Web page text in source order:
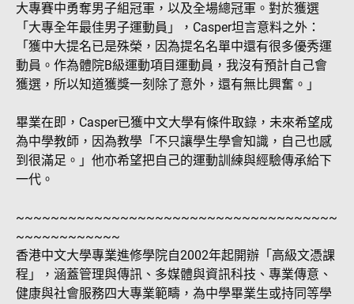
大專賽中勇奪男子組冠軍，以及全場總冠軍。對於獲選
「大專全年最佳男子運動員」，Casper坦言意料之外：
「獲中大提名已是殊榮，因為提名名單中還有很多優秀運
動員。作為體院B級運動項目運動員，我沒有預計自己會
獲選，所以知道獲獎一刻除了意外，還有無比興奮。」
畢業在即，Casper已獲中文大學有條件取錄，未來希望成
為中學教師，因為教學「不只讓學生學會知識，自己也感
到很滿足。」他亦希望把自己的運動訓練與經驗傳承給下
一代。
~~~~~~~~~~~~~~~~~~~~~~~~~~~~~~~~~~~~~
~~~~~~~~~~~~
香港中文大學專業進修學院自2002年起開辦「高級文憑課
程」，涵蓋管理與傳訊、多媒體與資訊科技、專業傳意、
健康與社會服務四大專業範疇，為中學畢業生或持同等學